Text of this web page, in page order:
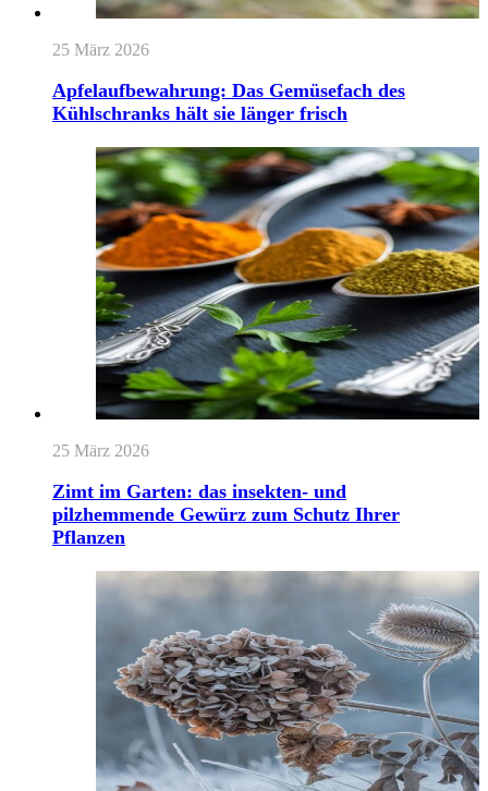
25 März 2026
Apfelaufbewahrung: Das Gemüsefach des
Kühlschranks hält sie länger frisch
25 März 2026
Zimt im Garten: das insekten- und
pilzhemmende Gewürz zum Schutz Ihrer
Pflanzen